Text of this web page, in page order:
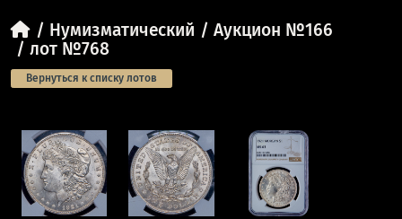
Нумизматический
Аукцион №166
лот №768
Вернуться к списку лотов